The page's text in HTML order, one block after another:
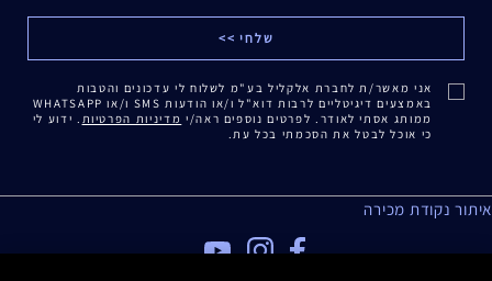
אני מאשר/ת לחברת אלקליל בע"מ לשלוח לי עדכונים והטבות
באמצעים דיגיטליים לרבות דוא"ל ו/או הודעות SMS ו/או WHATSAPP
ממותג אסתי לאודר. לפרטים נוספים ראה/י מדיניות הפרטיות . ידוע לי
כי אוכל לבטל את הסכמתי בכל עת.
איתור נקודת מכירה